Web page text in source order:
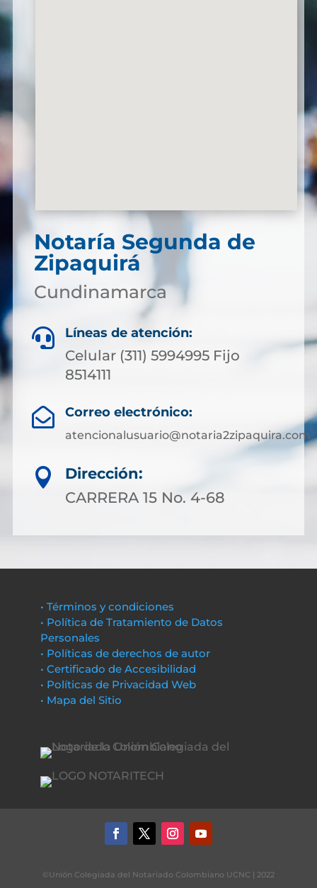
Notaría Segunda de
Zipaquirá
Cundinamarca
 Líneas de atención:
Celular (311) 5994995 Fijo
8514111
 Correo electrónico:
atencionalusuario@notaria2zipaquira.com

Dirección:
CARRERA 15 No. 4-68
• Términos y condiciones
• Política de Tratamiento de Datos
Personales
• Políticas de derechos de autor
• Certificado de Accesibilidad
• Políticas de Privacidad Web
• Mapa del Sitio
©Unión Colegiada del Notariado Colombiano UCNC | 2022